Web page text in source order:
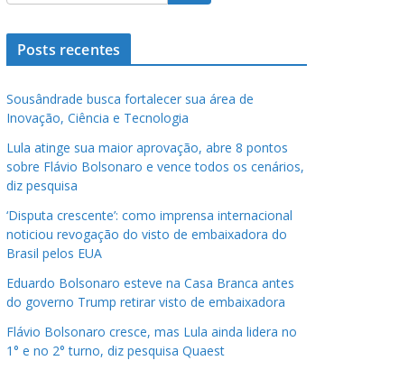
Posts recentes
Sousândrade busca fortalecer sua área de
Inovação, Ciência e Tecnologia
Lula atinge sua maior aprovação, abre 8 pontos
sobre Flávio Bolsonaro e vence todos os cenários,
diz pesquisa
‘Disputa crescente’: como imprensa internacional
noticiou revogação do visto de embaixadora do
Brasil pelos EUA
Eduardo Bolsonaro esteve na Casa Branca antes
do governo Trump retirar visto de embaixadora
Flávio Bolsonaro cresce, mas Lula ainda lidera no
1° e no 2° turno, diz pesquisa Quaest